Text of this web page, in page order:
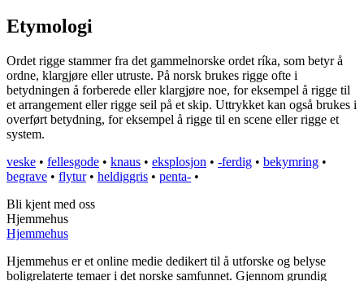
Etymologi
Ordet rigge stammer fra det gammelnorske ordet ríka, som betyr å
ordne, klargjøre eller utruste. På norsk brukes rigge ofte i
betydningen å forberede eller klargjøre noe, for eksempel å rigge til
et arrangement eller rigge seil på et skip. Uttrykket kan også brukes i
overført betydning, for eksempel å rigge til en scene eller rigge et
system.
veske • fellesgode • knaus • eksplosjon • -ferdig • bekymring •
begrave • flytur• heldiggris • penta- •
Bli kjent med oss
Hjemmehus
Hjemmehus
Hjemmehus er et online medie dedikert til å utforske og belyse
boligrelaterte temaer i det norske samfunnet. Gjennom grundig